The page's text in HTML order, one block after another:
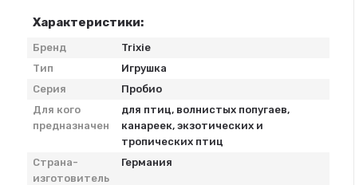
Характеристики:
Бренд
Trixie
Тип
Игрушка
Серия
Пробио
Для кого
предназначен
для птиц, волнистых попугаев,
канареек, экзотических и
тропических птиц
Страна-
изготовитель
Германия